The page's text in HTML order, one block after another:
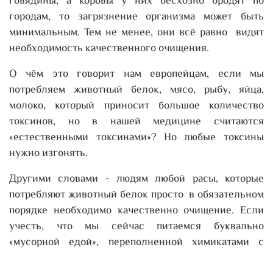
городам, то загрязнение организма может быть
минимальным. Тем не менее, они всё равно видят
необходимость качественного очищения.
О чём это говорит нам европейцам, если мы
потребляем животный белок, мясо, рыбу, яйца,
молоко, который приносит большое количество
токсинов, но в нашей медицине считаются
«естественными токсинами»? Но любые токсины
нужно изгонять.
Другими словами - людям любой расы, которые
потребляют животный белок просто в обязательном
порядке необходимо качественно очищение. Если
учесть, что мы сейчас питаемся буквально
«мусорной едой», переполненной химикатами с